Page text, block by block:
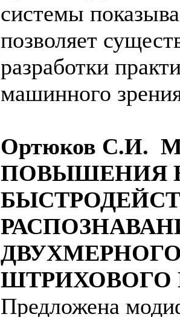
системы
позволяет
разработки
машинного
Ортюков С.И.
ПОВЫШЕНИЯ
ШТРИХОВОГО
Предложена